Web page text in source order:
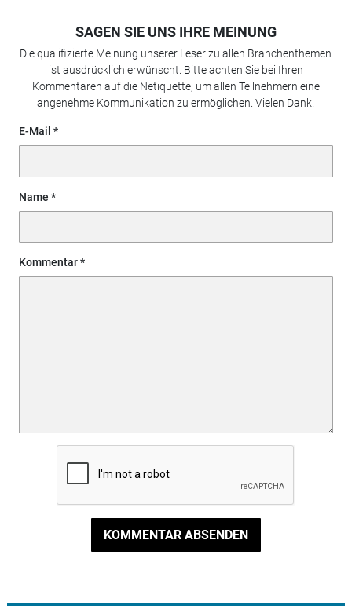
SAGEN SIE UNS IHRE MEINUNG
Die qualifizierte Meinung unserer Leser zu allen Branchenthemen
ist ausdrücklich erwünscht. Bitte achten Sie bei Ihren
Kommentaren auf die Netiquette, um allen Teilnehmern eine
angenehme Kommunikation zu ermöglichen. Vielen Dank!
E-Mail
Name
Kommentar
KOMMENTAR ABSENDEN